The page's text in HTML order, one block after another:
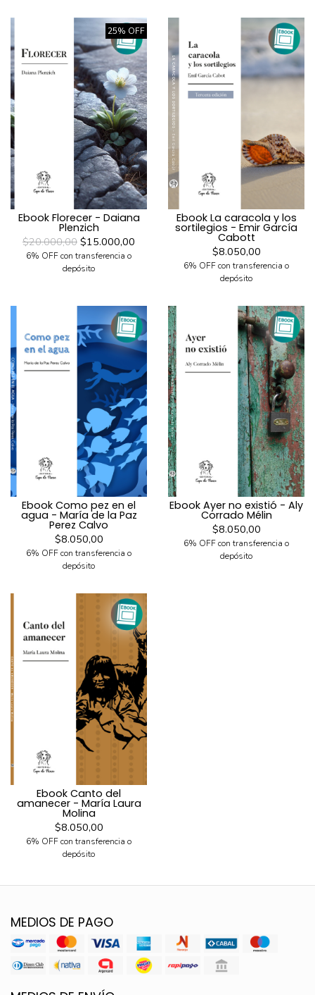
25% OFF
Ebook Florecer - Daiana
Plenzich
$20.000,00 $15.000,00
6% OFF con transferencia o
depósito
Ebook La caracola y los
sortilegios - Emir García
Cabott
$8.050,00
6% OFF con transferencia o
depósito
Ebook Como pez en el
agua - María de la Paz
Perez Calvo
$8.050,00
6% OFF con transferencia o
depósito
Ebook Ayer no existió - Aly
Corrado Mélin
$8.050,00
6% OFF con transferencia o
depósito
Ebook Canto del
amanecer - María Laura
Molina
$8.050,00
6% OFF con transferencia o
depósito
MEDIOS DE PAGO